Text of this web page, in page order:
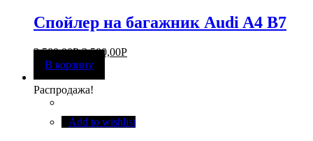
Спойлер на багажник Audi A4 B7
3 500,00Р 2 500,00Р
В корзину
Распродажа!
Add to wishlist